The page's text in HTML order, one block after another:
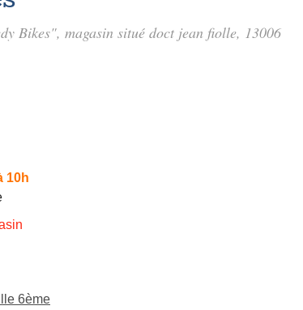
Bikes", magasin situé doct jean fiolle, 13006
10h
6ème